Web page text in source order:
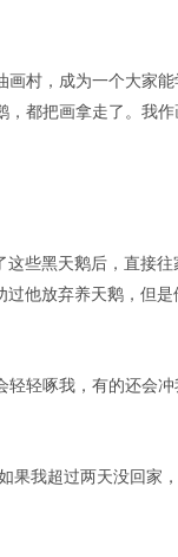
村，成为一个大家
都把画拿走了。我
些黑天鹅后，直接
他放弃养天鹅，但
轻啄我，有的还会
果我超过两天没回